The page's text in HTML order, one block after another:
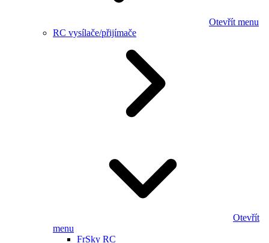
Otevřít menu
RC vysílače/přijímače
Otevřít
menu
FrSky RC